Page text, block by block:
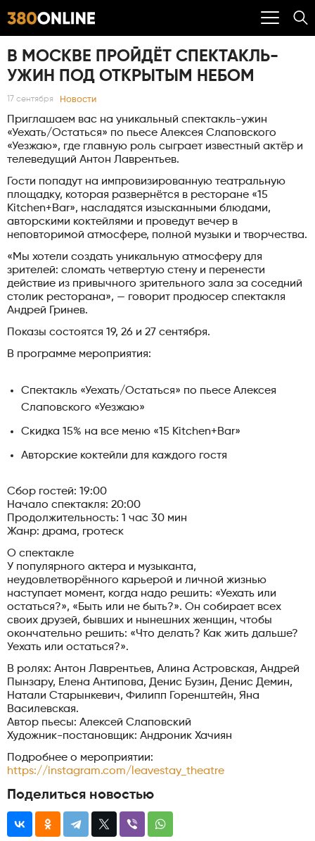
В МОСКВЕ ПРОЙДЁТ СПЕКТАКЛЬ-
УЖИН ПОД ОТКРЫТЫМ НЕБОМ
17 сентября Новости
Приглашаем вас на уникальный спектакль-ужин
«Уехать/Остаться» по пьесе Алексея Слаповского
«Уезжаю», где главную роль сыграет известный актёр и
телеведущий Антон Лаврентьев.
Гости попадут на импровизированную театральную
площадку, которая развернётся в ресторане «15
Kitchen+Bar», насладятся изысканными блюдами,
авторскими коктейлями и проведут вечер в
неповторимой атмосфере, полной музыки и творчества.
«Мы хотели создать уникальную атмосферу для
зрителей: сломать четвертую стену и перенести
действие из привычного зрительного зала за соседний
столик ресторана», — говорит продюсер спектакля
Андрей Гринев.
Показы состоятся 19, 26 и 27 сентября.
В программе мероприятия:
Спектакль «Уехать/Остаться» по пьесе Алексея
Слаповского «Уезжаю»
Скидка 15% на все меню «15 Kitchen+Bar»
Авторские коктейли для каждого гостя
Сбор гостей: 19:00
Начало спектакля: 20:00
Продолжительность: 1 час 30 мин
Жанр: драма, гротеск
О спектакле
У популярного актера и музыканта,
неудовлетворённого карьерой и личной жизнью
наступает момент, когда надо решить: «Уехать или
остаться?», «Быть или не быть?». Он собирает всех
своих друзей, бывших и нынешних женщин, чтобы
окончательно решить: «Что делать? Как жить дальше?
Уехать или остаться?».
В ролях: Антон Лаврентьев, Алина Астровская, Андрей
Пынзару, Елена Антипова, Денис Бузин, Денис Демин,
Натали Старынкевич, Филипп Горенштейн, Яна
Василевская.
Автор пьесы: Алексей Слаповский
Художник-постановщик: Андроник Хачиян
Подробнее о мероприятии:
https://instagram.com/leavestay_theatre
Поделиться новостью